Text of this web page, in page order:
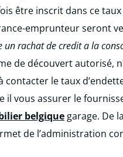
être inscrit dans ce
emprunteur seront
rachat de credit a la
de découvert autorisé,
contacter le taux
il vous assurer le
belgique garage. De
de l’administration